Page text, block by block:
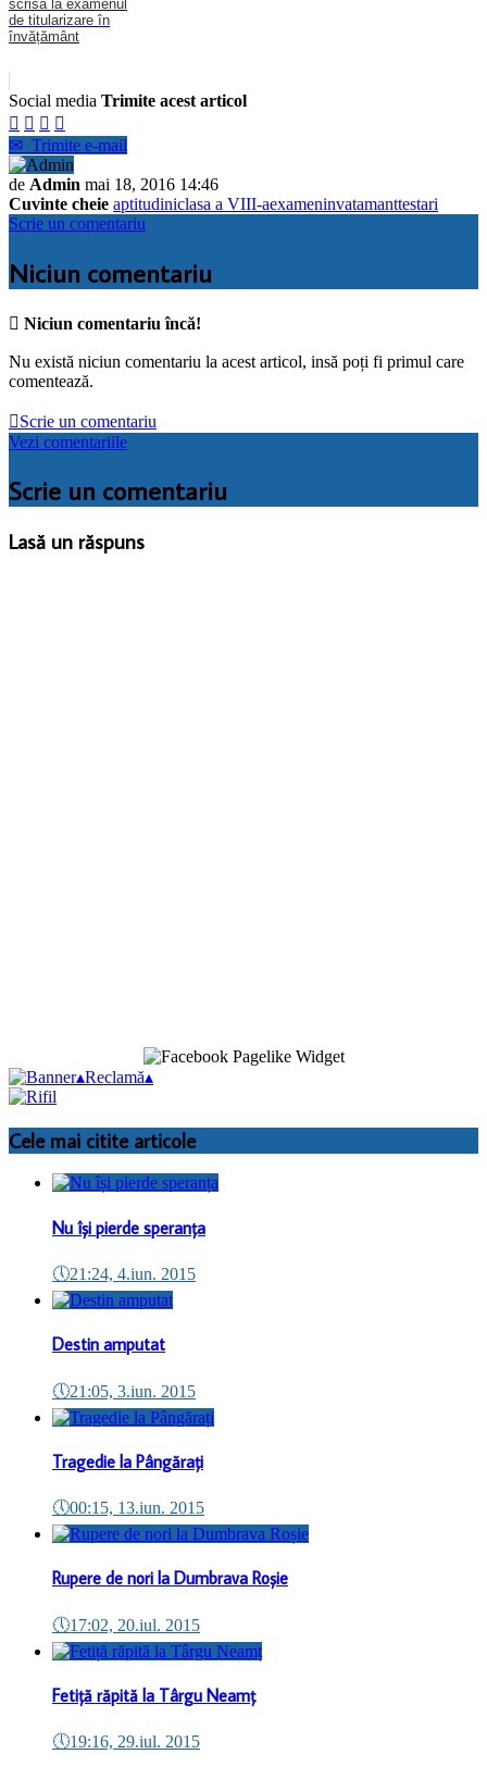
scrisă la examenul
de titularizare în
învățământ
Social media Trimite acest articol
   
✉ Trimite e-mail
de Admin mai 18, 2016 14:46
Cuvinte cheie aptitudiniclasa a VIII-aexameninvatamanttestari
Scrie un comentariu
Niciun comentariu
 Niciun comentariu încă!
Nu există niciun comentariu la acest articol, insă poți fi primul care
comentează.
Scrie un comentariu
Vezi comentariile
Scrie un comentariu
Lasă un răspuns
▴Reclamă▴
Cele mai citite articole
Nu își pierde speranța
🕔21:24, 4.iun. 2015
Destin amputat
🕔21:05, 3.iun. 2015
Tragedie la Pângărați
🕔00:15, 13.iun. 2015
Rupere de nori la Dumbrava Roșie
🕔17:02, 20.iul. 2015
Fetiță răpită la Târgu Neamț
🕔19:16, 29.iul. 2015